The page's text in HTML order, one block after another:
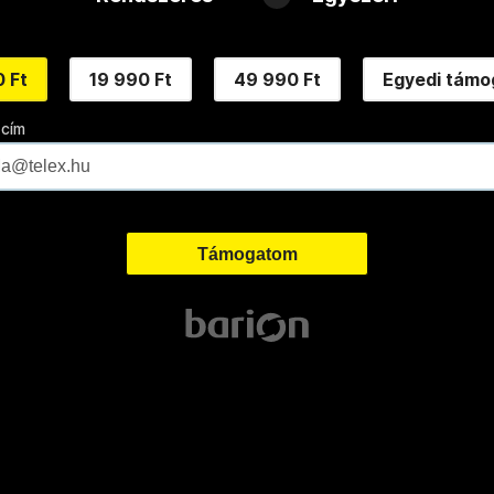
Ft 19 990 Ft 49 990 Ft Egyedi